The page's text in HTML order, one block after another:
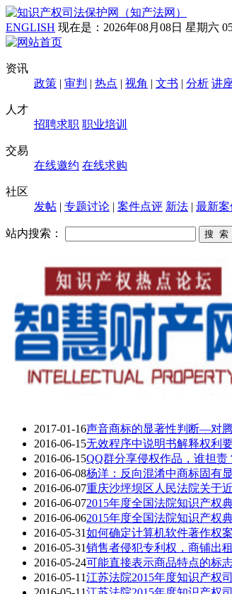
ENGLISH 现在是： 2026年08月08日 星期六
资讯
政策 | 审判 | 热点 | 视角 | 文书 | 分析 讲
人才
招聘求职 职业培训
交易
在线邀约 在线求购
社区
发帖 | 专题讨论 | 案件点评 新法 | 最新案
站内搜索：
2017-01-16声音商标的显著性判断—对
2016-06-15无效程序中说明书解释权利
2016-06-15QQ群分享侵权作品，谁担责
2016-06-08杨洋：反向混淆中商标固有
2016-06-07重庆沙坪坝区人民法院关于
2016-06-072015年度全国法院知识产权
2016-06-062015年度全国法院知识产权
2016-05-31如何确定计算机软件著作权
2016-05-31销售者侵犯专利权，商铺出
2016-05-24可能直接表示商品特点的标
2016-05-11江苏法院2015年度知识产权